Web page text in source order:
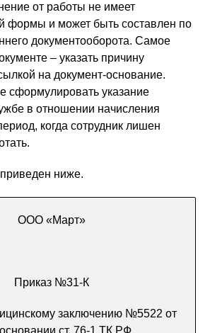
от работы не имеет
формы и может быть составлен по
документооборота. Самое
– указать причину
на документ-основание.
сформулировать указание
в отношении начисления
когда сотрудник лишен
ниже.
ООО «Март»
Приказ №31-К
заключению №5522 от
ст. 76-1 ТК РФ,